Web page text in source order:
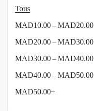
Tous
MAD10.00–MAD20.00
MAD20.00–MAD30.00
MAD30.00–MAD40.00
MAD40.00–MAD50.00
MAD50.00+